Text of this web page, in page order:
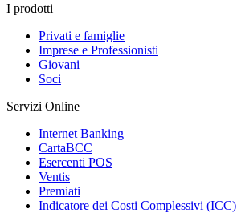
I prodotti
Privati e famiglie
Imprese e Professionisti
Giovani
Soci
Servizi Online
Internet Banking
CartaBCC
Esercenti POS
Ventis
Premiati
Indicatore dei Costi Complessivi (ICC)